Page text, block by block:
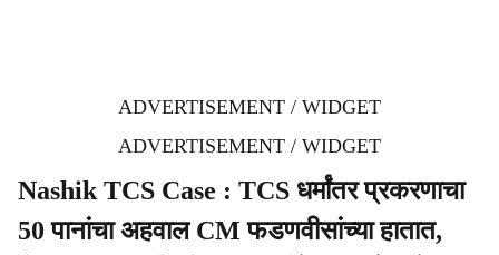
ADVERTISEMENT / WIDGET
ADVERTISEMENT / WIDGET
Nashik TCS Case : TCS धर्मांतर प्रकरणाचा
50 पानांचा अहवाल CM फडणवीसांच्या हातात,